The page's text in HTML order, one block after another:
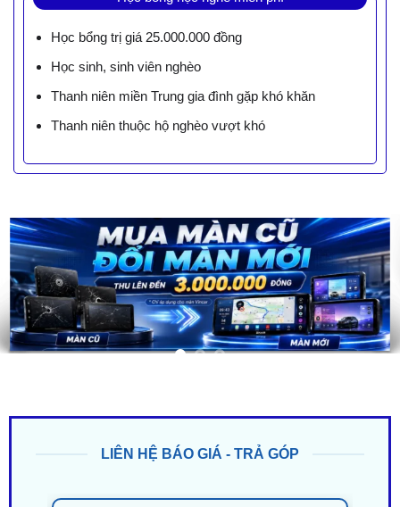
Học bổng trị giá 25.000.000 đồng
Học sinh, sinh viên nghèo
Thanh niên miền Trung gia đình gặp khó khăn
Thanh niên thuộc hộ nghèo vượt khó